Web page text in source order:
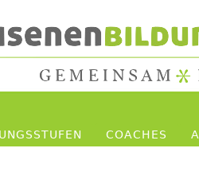
COACHES